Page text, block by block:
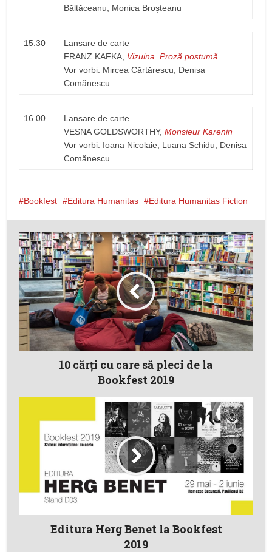
Băltăceanu, Monica Broșteanu
15.30
Lansare de carte
FRANZ KAFKA, Vizuina. Proză postumă
Vor vorbi: Mircea Cărtărescu, Denisa
Comănescu
16.00
Lansare de carte
VESNA GOLDSWORTHY,Monsieur Karenin
Vor vorbi: Ioana Nicolaie, Luana Schidu, Denisa
Comănescu
Bookfest Editura Humanitas Editura Humanitas Fiction
10 cărţi cu care să pleci de la
Bookfest 2019
Editura Herg Benet la Bookfest
2019